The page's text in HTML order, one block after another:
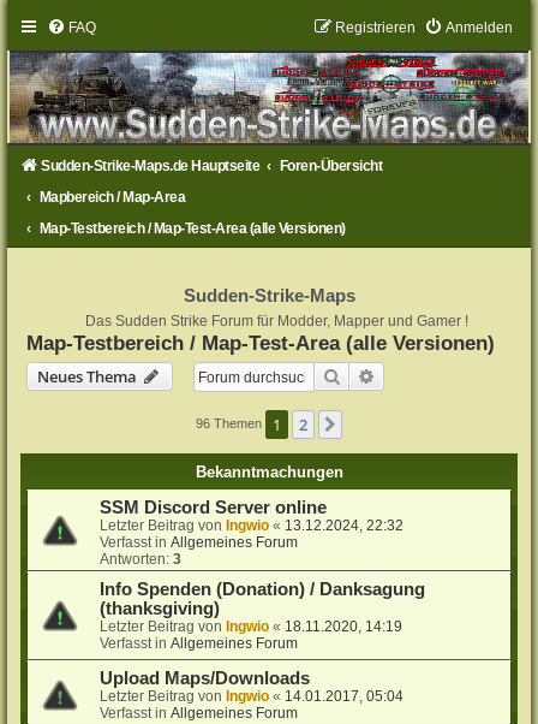
FAQ Anmelden
Registrieren
Sudden-Strike-Maps.de Hauptseite
Foren-Übersicht
Mapbereich / Map-Area
Map-Testbereich / Map-Test-Area (alle Versionen)
Sudden-Strike-Maps
Das Sudden Strike Forum für Modder, Mapper und Gamer !
Map-Testbereich / Map-Test-Area (alle Versionen)
Neues Thema
Suche
96 Themen 1 2
Bekanntmachungen
SSM Discord Server online
Letzter Beitrag von Ingwio « 13.12.2024, 22:32
Verfasst inAllgemeines Forum
Antworten:3
Info Spenden (Donation) / Danksagung
(thanksgiving)
Letzter Beitrag von Ingwio « 18.11.2020, 14:19
Verfasst inAllgemeines Forum
Upload Maps/Downloads
Letzter Beitrag von Ingwio « 14.01.2017, 05:04
Verfasst inAllgemeines Forum